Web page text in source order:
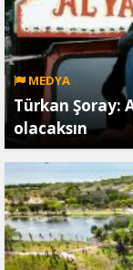
MEDYA
Türkan Şoray:
olacaksın